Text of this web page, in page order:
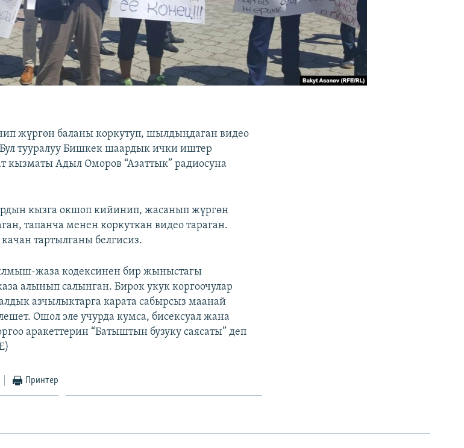
жүргөн баланы коркутуп, шылдыңдаган видео
тууралуу Бишкек шаардык ички иштер
Адыл Оморов “Азаттык” радиосуна
кызга окшоп кийинип, жасанып жүргөн
тапанча менен коркуткан видео тараган.
тартылганы белгисиз.
жаза кодексинен бир жыныстагы
алынып салынган. Бирок укук коргоочулар
азчылыктарга карата сабырсыз маанай
Ошол эле учурда кумса, бисексуал жана
аракеттерин “Батыштын бузуку саясаты” деп
Принтер